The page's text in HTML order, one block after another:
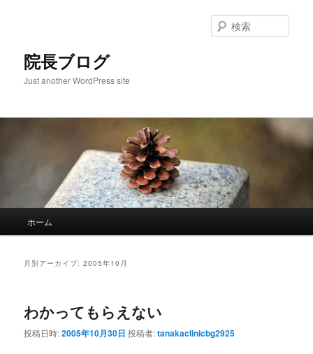
院長ブログ
Just another WordPress site
索
メ
コ
サ
ン
ホーム
月別アーカイブ:2005年10月
わかってもらえない
投稿日時:2005年10月30日 投稿者:tanakaclinicbg2925